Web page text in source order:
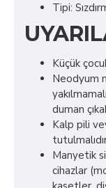
Tipi:
Küçük
Neodyum
duman
Kalp pili
Manyetik
cihazlar